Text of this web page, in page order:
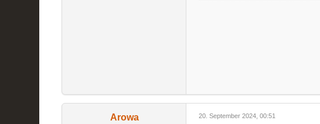
Arowa 20. September 2024, 00:51